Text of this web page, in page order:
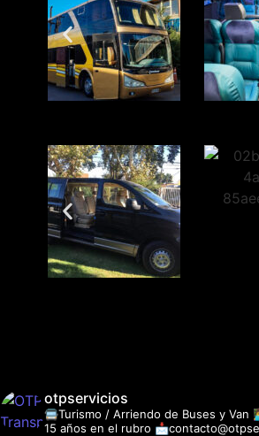
otpservicios
🚍Turismo / Arriendo de Buses y Van
15 años en el rubro